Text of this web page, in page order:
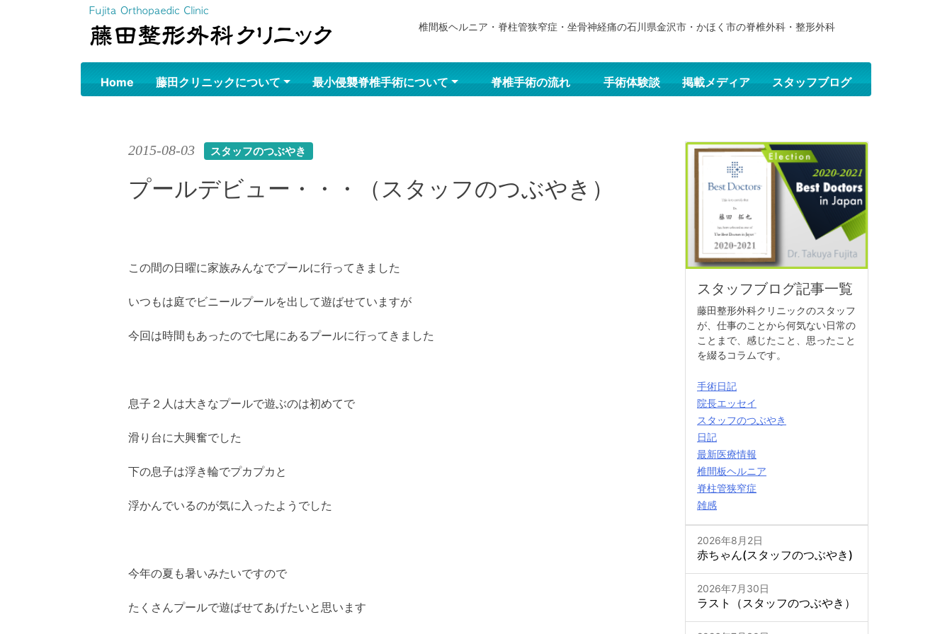
椎間板ヘルニア・脊柱管狭窄症・坐骨神経痛の石川県金沢市・かほく市の脊椎外科・整形外科
Home 藤田クリニックについて 最小侵襲脊椎手術について 脊椎手術の流れ 手術体験談 掲載メディア スタッフブログ
2015-08-03 スタッフのつぶやき
プールデビュー・・・（スタッフのつぶやき）
この間の日曜に家族みんなでプールに行ってきました
いつもは庭でビニールプールを出して遊ばせていますが
今回は時間もあったので七尾にあるプールに行ってきました
息子２人は大きなプールで遊ぶのは初めてで
滑り台に大興奮でした
下の息子は浮き輪でプカプカと
浮かんでいるのが気に入ったようでした
今年の夏も暑いみたいですので
たくさんプールで遊ばせてあげたいと思います
スタッフブログ記事一覧
藤田整形外科クリニックのスタッフ
が、仕事のことから何気ない日常の
ことまで、感じたこと、思ったこと
を綴るコラムです。
手術日記
院長エッセイ
スタッフのつぶやき
日記
最新医療情報
椎間板ヘルニア
脊柱管狭窄症
雑感
2026年8月2日
赤ちゃん(スタッフのつぶやき)
2026年7月30日
ラスト（スタッフのつぶやき）